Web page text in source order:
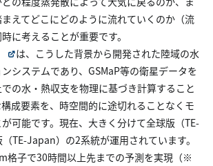
えてどこにどのように流れていくのか（流
に考えることが重要です。
は、こうした背景から開発された陸域の水
システムであり、GSMaP等の衛星データを
の水・熱収支を物理に基づき計算すること
成要素を、時空間的に途切れることなくモ
可能です。現在、大きく分けて全球版（TE-
TE-Japan）の2系統が運用されています。
格子で30時間以上先までの予測を実現（※